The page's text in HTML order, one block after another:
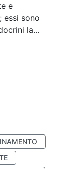
e
essi sono
la...